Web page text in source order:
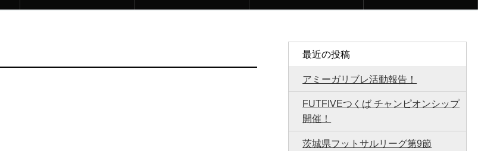
最近の投稿
アミーガリブレ活動報告！
FUTFIVEつくば チャンピオンシップ
開催！
茨城県フットサルリーグ第9節